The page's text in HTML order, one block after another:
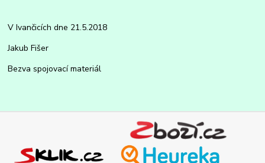
V Ivančicích dne 21.5.2018
Jakub Fišer
Bezva spojovací materiál